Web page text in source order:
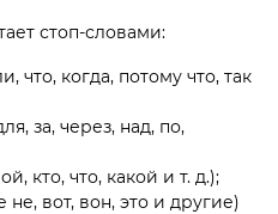
стоп-словами:
что, когда, потому что, так
за, через, над, по,
кто, что, какой и т. д.);
вот, вон, это и другие)